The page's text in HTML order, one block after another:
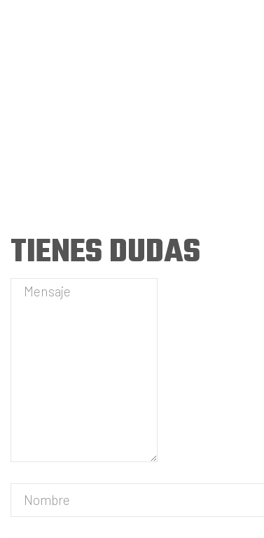
TIENES DUDAS